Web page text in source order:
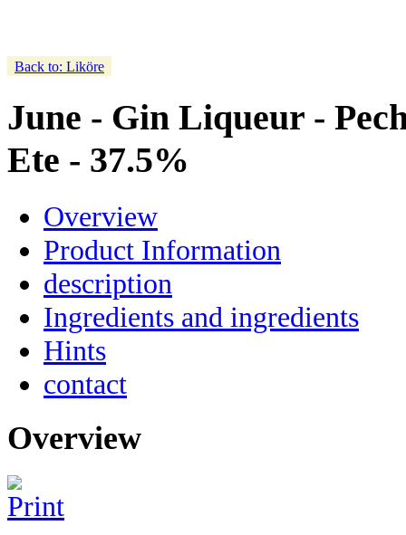
Back to: Liköre
June - Gin Liqueur -
Ete - 37.5%
Overview
Product Information
description
Ingredients and ingredients
Hints
contact
Overview